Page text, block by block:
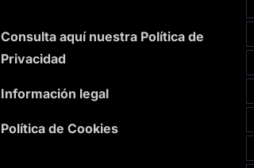
Consulta aquí nuestra Política de
Privacidad
Información legal
Política de Cookies